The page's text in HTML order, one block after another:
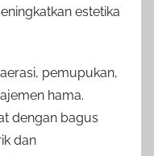
estetika
pemupukan,
hama.
dengan bagus
dan